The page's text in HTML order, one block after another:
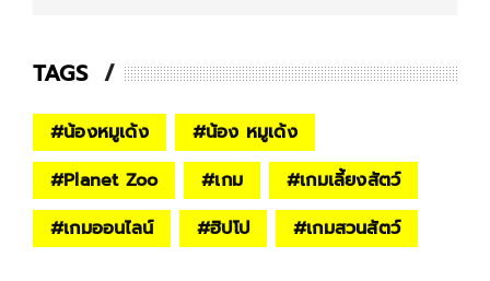
TAGS
#น้องหมูเด้ง #น้อง หมูเด้ง
#Planet Zoo #เกม #เกมเลี้ยงสัตว์
#เกมออนไลน์ #ฮิปโป #เกมสวนสัตว์